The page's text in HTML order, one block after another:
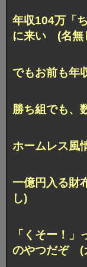
年収104万「
に来い (名無
でもお前も年
勝ち組でも、
ホームレス風
一億円入る財
し)
「くそー！
のやつだぞ (